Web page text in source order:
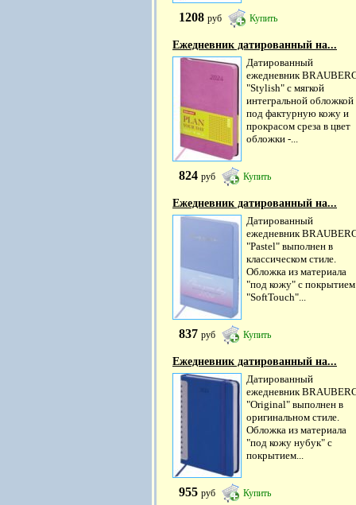
1208 руб Купить
Ежедневник датированный на...
Датированный
ежедневник
"Stylish" с мягкой
интегральной обложкой
под фактурную кожу и
прокрасом среза в цвет
обложки -...
824 руб Купить
Ежедневник датированный на...
Датированный
ежедневник
"Pastel" выполнен в
классическом стиле.
Обложка из материала
"под кожу" с покрытием
"SoftTouch"...
837 руб Купить
Ежедневник датированный на...
Датированный
ежедневник
"Original" выполнен в
оригинальном стиле.
Обложка из материала
"под кожу нубук" с
покрытием...
955 руб Купить